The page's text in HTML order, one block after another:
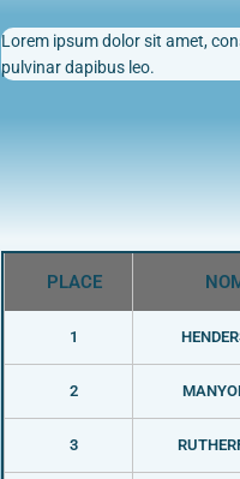
Lorem ipsum dolor sit amet,
pulvinar dapibus leo.
PLACE
1
2
3